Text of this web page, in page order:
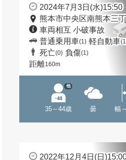
2024年7月3日(水)15:50
熊本市中央区南熊本三
車両相互 小破事故
普通乗用車(1) 軽自動車
死亡(0) 負傷(1)
距離160m
35～44歳
他
曇 幅
2022年12月4日(日